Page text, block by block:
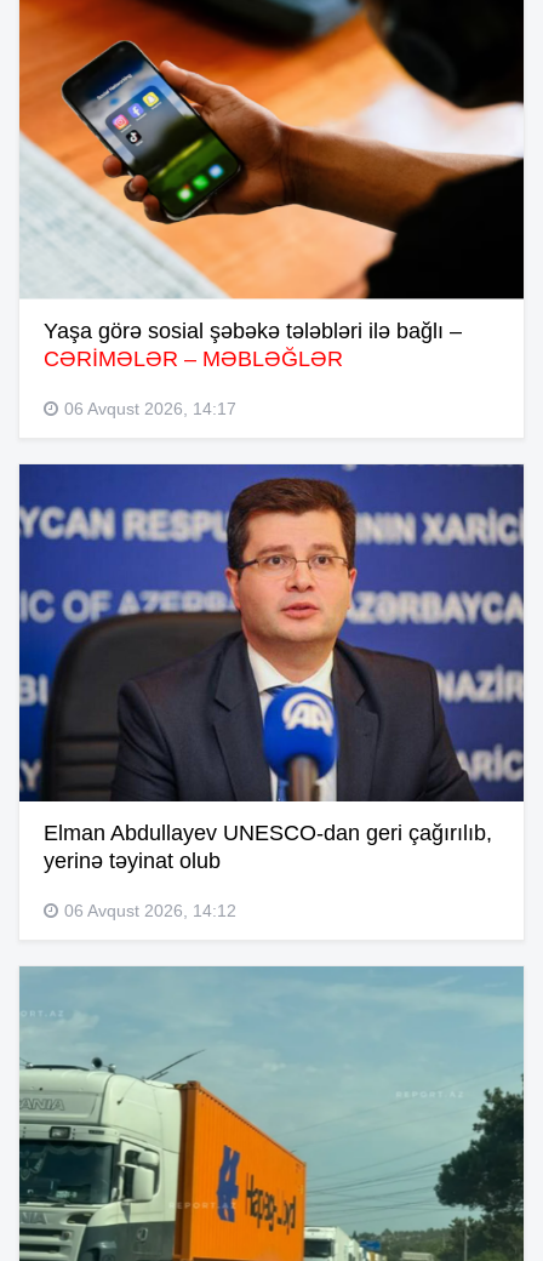
Yaşa görə sosial şəbəkə tələbləri ilə bağlı –
CƏRİMƏLƏR – MƏBLƏĞLƏR
06 Avqust 2026, 14:17
Elman Abdullayev UNESCO-dan geri çağırılıb,
yerinə təyinat olub
06 Avqust 2026, 14:12